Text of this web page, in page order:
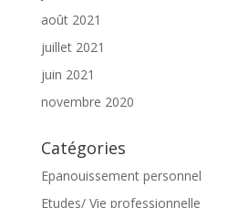
août 2021
juillet 2021
juin 2021
novembre 2020
Catégories
Epanouissement personnel
Etudes/ Vie professionnelle